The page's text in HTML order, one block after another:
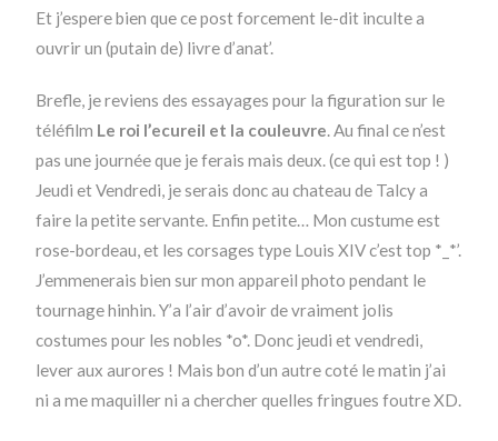
Et j’espere bien que ce post forcement le-dit inculte a
ouvrir un (putain de) livre d’anat’.
Brefle, je reviens des essayages pour la figuration sur le
téléfilm Le roi l’ecureil et la couleuvre. Au final ce n’est
pas une journée que je ferais mais deux. (ce qui est top ! )
Jeudi et Vendredi, je serais donc au chateau de Talcy a
faire la petite servante. Enfin petite… Mon custume est
rose-bordeau, et les corsages type Louis XIV c’est top *_*’.
J’emmenerais bien sur mon appareil photo pendant le
tournage hinhin. Y’a l’air d’avoir de vraiment jolis
costumes pour les nobles *o*. Donc jeudi et vendredi,
lever aux aurores ! Mais bon d’un autre coté le matin j’ai
ni a me maquiller ni a chercher quelles fringues foutre XD.